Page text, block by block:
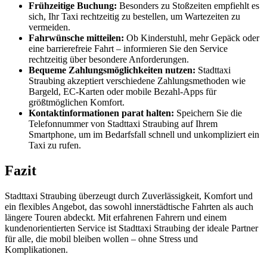
Frühzeitige Buchung: Besonders zu Stoßzeiten empfiehlt es
sich, Ihr Taxi rechtzeitig zu bestellen, um Wartezeiten zu
vermeiden.
Fahrwünsche mitteilen: Ob Kinderstuhl, mehr Gepäck oder
eine barrierefreie Fahrt – informieren Sie den Service
rechtzeitig über besondere Anforderungen.
Bequeme Zahlungsmöglichkeiten nutzen: Stadttaxi
Straubing akzeptiert verschiedene Zahlungsmethoden wie
Bargeld, EC-Karten oder mobile Bezahl-Apps für
größtmöglichen Komfort.
Kontaktinformationen parat halten: Speichern Sie die
Telefonnummer von Stadttaxi Straubing auf Ihrem
Smartphone, um im Bedarfsfall schnell und unkompliziert ein
Taxi zu rufen.
Fazit
Stadttaxi Straubing überzeugt durch Zuverlässigkeit, Komfort und
ein flexibles Angebot, das sowohl innerstädtische Fahrten als auch
längere Touren abdeckt. Mit erfahrenen Fahrern und einem
kundenorientierten Service ist Stadttaxi Straubing der ideale Partner
für alle, die mobil bleiben wollen – ohne Stress und
Komplikationen.